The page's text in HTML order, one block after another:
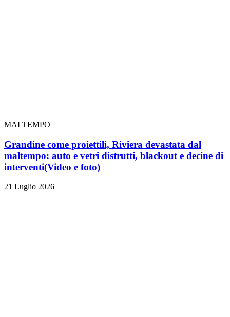
MALTEMPO
Grandine come proiettili, Riviera devastata dal
maltempo: auto e vetri distrutti, blackout e decine di
interventi(Video e foto)
21 Luglio 2026